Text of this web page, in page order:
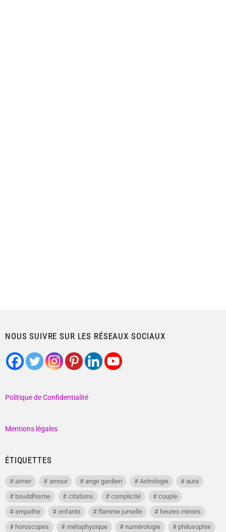
NOUS SUIVRE SUR LES RÉSEAUX SOCIAUX
Politique de Confidentialité
Mentions légales
ÉTIQUETTES
aimer amour ange gardien Astrologie
aura
bouddhisme
citations complicité
couple
empathe
enfants flamme jumelle
heures miroirs
horoscopes
métaphysique numérologie philosophie